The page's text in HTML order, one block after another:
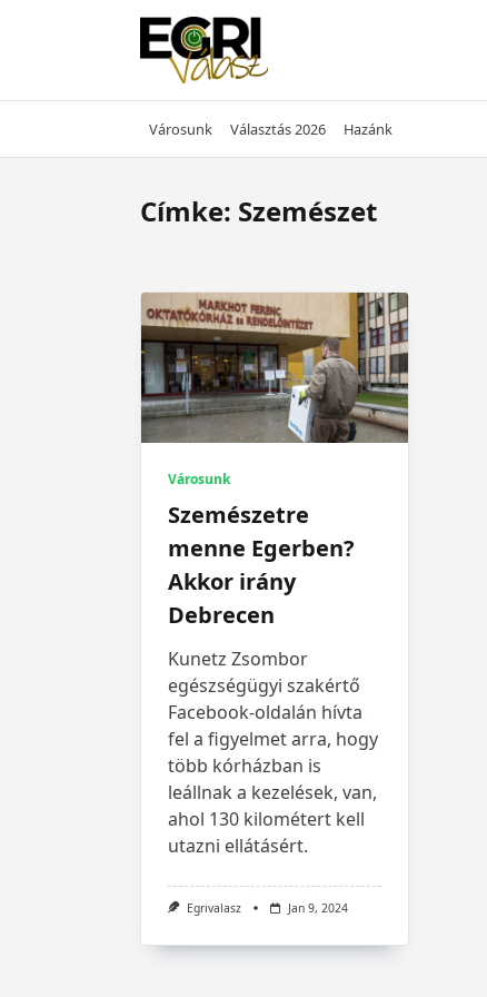
Városunk Választás 2026 Hazánk
Címke: Szemészet
Városunk
Szemészetre
menne Egerben?
Akkor irány
Debrecen
Kunetz Zsombor
egészségügyi szakértő
Facebook-oldalán hívta
fel a figyelmet arra, hogy
több kórházban is
leállnak a kezelések, van,
ahol 130 kilométert kell
utazni ellátásért.
Egrivalasz Jan 9, 2024